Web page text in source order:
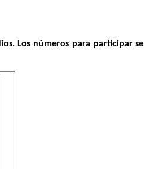
Los números para participar